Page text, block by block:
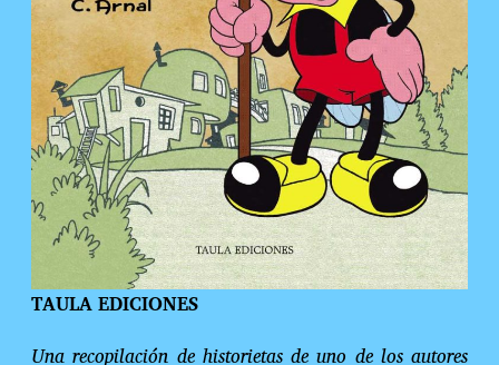
TAULA EDICIONES
Una recopilación de historietas de uno de los autores